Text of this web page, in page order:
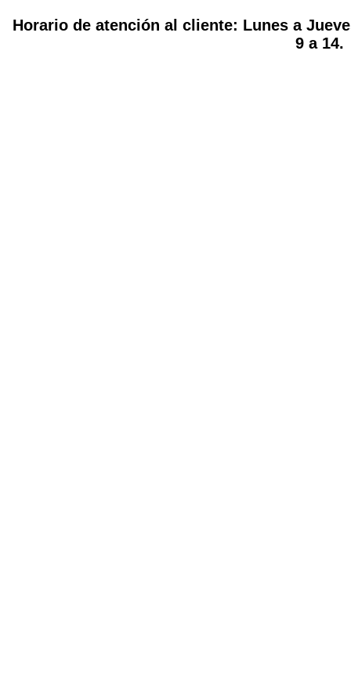
Horario de atención al cliente: Lunes a
9 a 14.